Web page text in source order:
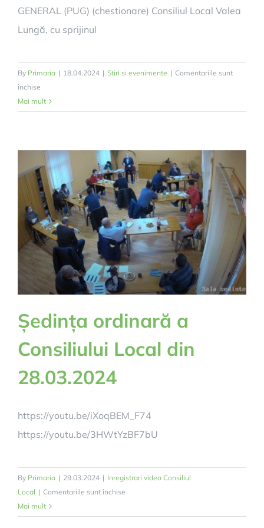
GENERAL (PUG) (chestionare) Consiliul Local Valea
Lungă, cu sprijinul
By Primaria | 18.04.2024 | Stiri si evenimente | Comentariile sunt
închise
COMUNA
VALEA
PLAN
URBANISTIC
GENERAL
(PUG)
Mai mult
Ședința ordinară a
Consiliului Local din
28.03.2024
https://youtu.be/iXoqBEM_F74
https://youtu.be/3HWtYzBF7bU
By Primaria | 29.03.2024 | Inregistrari video Consiliul
Local | Comentariile sunt închise
ordinară
Mai mult